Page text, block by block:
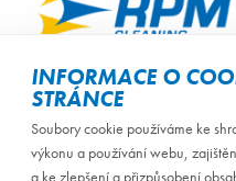
Úvodní stránka / Kontakt
INFORMACE O
STRÁNCE
Soubory cookie používáme ke
výkonu a používání webu,
a ke zlepšení a přizpůsobení